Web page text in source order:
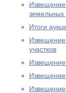
Извещение
земельных
Итоги
Извещение
участков
Извещение